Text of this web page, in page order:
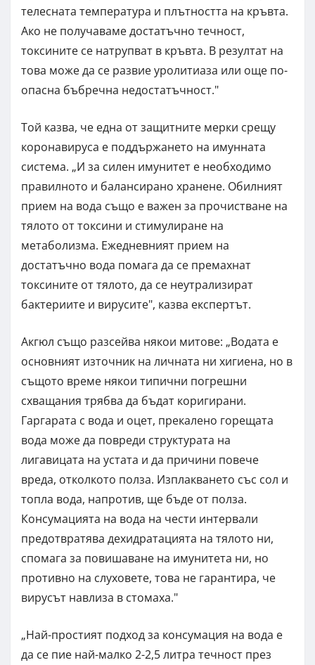
телесната температура и плътността на кръвта.
Ако не получаваме достатъчно течност,
токсините се натрупват в кръвта. В резултат на
това може да се развие уролитиаза или още по-
опасна бъбречна недостатъчност."
Той казва, че една от защитните мерки срещу
коронавирусa е поддържането на имунната
система. „И за силен имунитет е необходимо
правилното и балансирано хранене. Обилният
прием на вода също е важен за прочистване на
тялото от токсини и стимулиране на
метаболизма. Ежедневният прием на
достатъчно вода помага да се премахнат
токсините от тялото, да се неутрализират
бактериите и вирусите", казва експертът.
Акгюл също разсейва някои митове: „Водата е
основният източник на личната ни хигиена, но в
същото време някои типични погрешни
схващания трябва да бъдат коригирани.
Гаргарата с вода и оцет, прекалено горещата
вода може да повреди структурата на
лигавицата на устата и да причини повече
вреда, отколкото полза. Изплакването със сол и
топла вода, напротив, ще бъде от полза.
Консумацията на вода на чести интервали
предотвратява дехидратацията на тялото ни,
спомага за повишаване на имунитета ни, но
противно на слуховете, това не гарантира, че
вирусът навлиза в стомаха."
„Най-простият подход за консумация на вода е
да се пие най-малко 2-2,5 литра течност през